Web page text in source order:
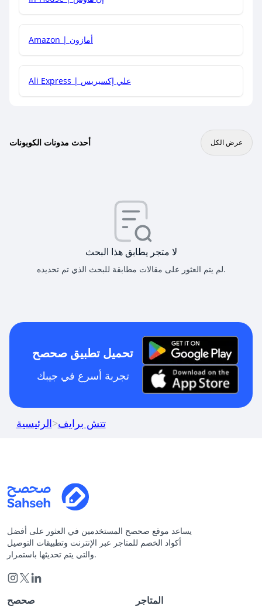
Amazon | أمازون
Ali Express | علي إكسبريس
أحدث مدونات الكوبونات عرض الكل
لا متجر يطابق هذا البحث
لم يتم العثور على مقالات مطابقة للبحث الذي تم تحديده.
تحميل تطبيق صحصح
تجربة أسرع في جيبك
الرئيسية>تتش برايف
يساعد موقع صحصح المستخدمين في العثور على أفضل
أكواد الخصم للمتاجر عبر الإنترنت وتطبيقات التوصيل
والتي يتم تحديثها باستمرار.
صحصح المتاجر